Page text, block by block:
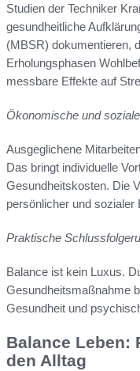
Studien der Techniker
gesundheitliche
(MBSR) dokumentieren,
Erholungsphasen
messbare Effekte auf
Ökonomische und
Ausgeglichene
Das bringt individuelle
Gesundheitskosten. Die
persönlicher und sozialer
Praktische
Balance ist kein Luxus.
Gesundheitsmaßnahme
Gesundheit und
Balance Leben:
den Alltag